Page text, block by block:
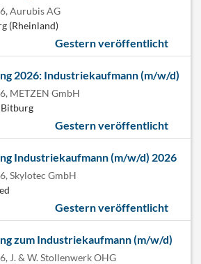
Aurubis AG
(Rheinland)
Gestern veröffentlicht
2026: Industriekaufmann (m/w/d)
METZEN GmbH
Gestern veröffentlicht
Industriekaufmann (m/w/d) 2026
Skylotec GmbH
Gestern veröffentlicht
zum Industriekaufmann (m/w/d)
J. & W. Stollenwerk OHG